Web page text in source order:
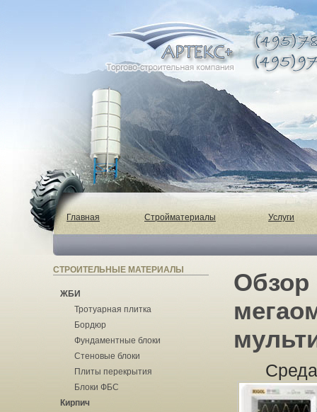
Главная Стройматериалы Услуги
СТРОИТЕЛЬНЫЕ МАТЕРИАЛЫ
ЖБИ
Тротуарная плитка
Бордюр
Фундаментные блоки
Стеновые блоки
Плиты перекрытия
Блоки ФБС
Кирпич
Обзор